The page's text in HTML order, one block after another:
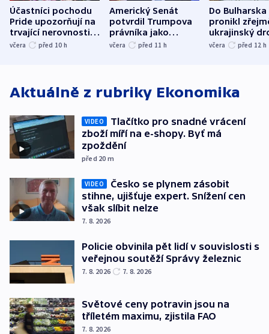
Účastníci pochodu
Pride upozorňují na
trvající nerovnosti i
společenskou
včera před 10 h
Americký Senát
potvrdil Trumpova
právníka jako
ministra
včera před 11 h
Do Bulharska
pronikl
ukrajinský
explodoval
včera před 12 h
Aktuálně z rubriky Ekonomika
VIDEO
Tlačítko pro snadné vrácení
zboží míří na e-shopy. Byť má
zpoždění
před 20 m
VIDEO
Česko se plynem zásobit
stihne, ujišťuje expert. Snížení cen
však slíbit nelze
7. 8. 2026
Policie obvinila pět lidí v souvislosti s
veřejnou soutěží Správy železnic
7. 8. 2026 7. 8. 2026
Světové ceny potravin jsou na
tříletém maximu, zjistila FAO
7. 8. 2026